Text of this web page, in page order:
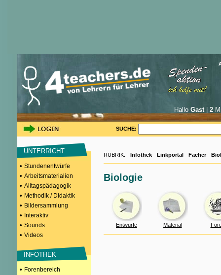
Hallo Gast| 2
SUCHE:
UNTERRICHT
• Stundenentwürfe
• Arbeitsmaterialien
• Alltagspädagogik
• Methodik / Didaktik
• Bildersammlung
• Interaktiv
• Sounds
• Videos
INFOTHEK
• Forenbereich
RUBRIK: - Infothek - Linkportal - Fächer-
Biologie
Entwürfe Material